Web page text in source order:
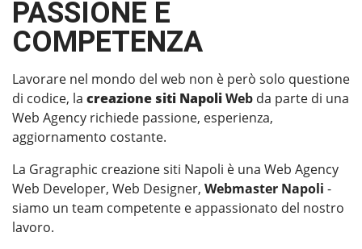
PASSIONE E
COMPETENZA
Lavorare nel mondo del web non è però solo questione
di codice, la creazione siti NapoliWeb da parte di una
Web Agency richiede passione, esperienza,
aggiornamento costante.
La Gragraphic creazione siti Napoli è una Web Agency
Web Developer, Web Designer, Webmaster Napoli -
siamo un team competente e appassionato del nostro
lavoro.